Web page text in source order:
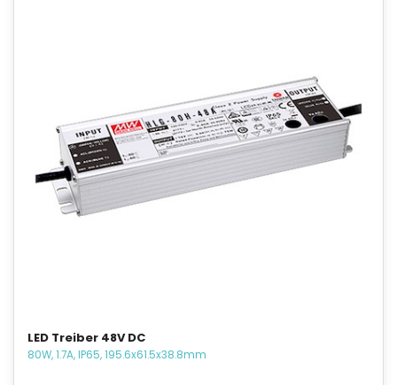
LED Treiber 48V DC
80W, 1.7A, IP65, 195.6x61.5x38.8mm